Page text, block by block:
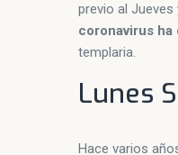
previo al Jueves
coronavirus ha
templaria.
Lunes
Hace varios